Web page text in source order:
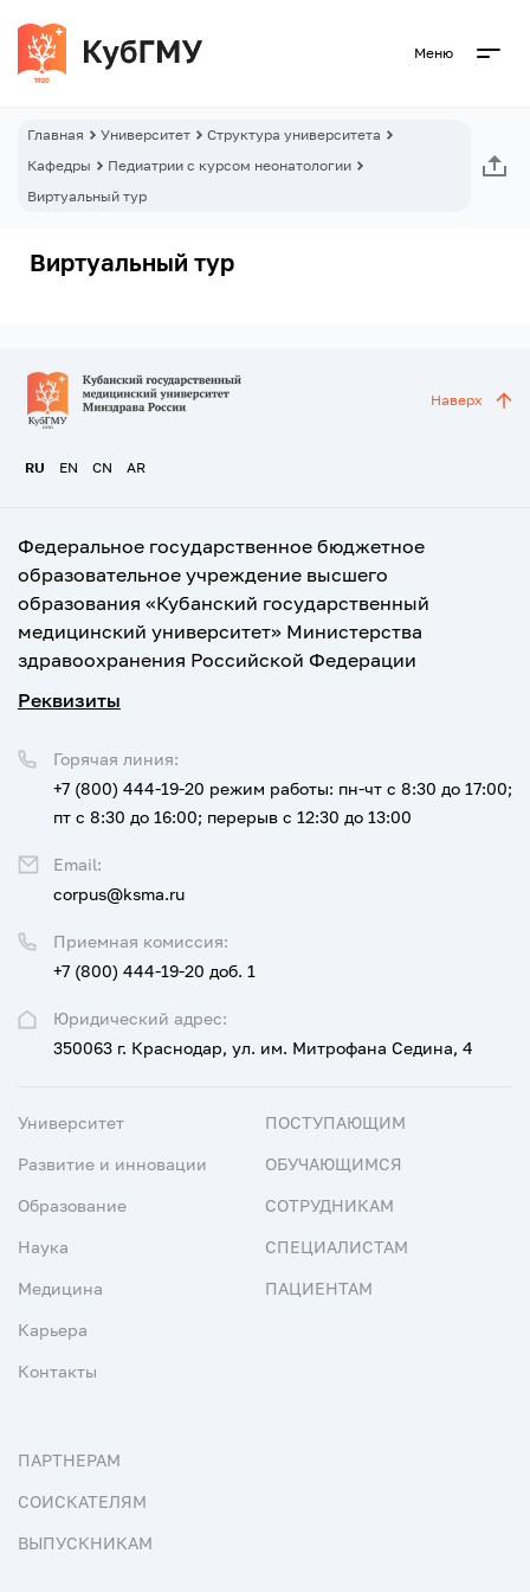
Меню
Главная Университет
Структура университета
Кафедры
Педиатрии с курсом неонатологии
Виртуальный тур
Виртуальный тур
RU EN CN AR
Наверх
Федеральное государственное бюджетное
образовательное учреждение высшего
образования «Кубанский государственный
медицинский университет» Министерства
здравоохранения Российской Федерации
Реквизиты
Юридический адрес:
350063 г. Краснодар, ул. им. Митрофана Седина, 4
Приемная комиссия:
+7 (800) 444-19-20 доб. 1
Горячая линия:
+7 (800) 444-19-20 режим работы: пн-чт с 8:30 до 17:00;
пт с 8:30 до 16:00; перерыв с 12:30 до 13:00
Email:
corpus@ksma.ru
Университет
Развитие и инновации
Образование
Наука
Медицина
Карьера
Контакты
ПОСТУПАЮЩИМ
ОБУЧАЮЩИМСЯ
СОТРУДНИКАМ
СПЕЦИАЛИСТАМ
ПАЦИЕНТАМ
ПАРТНЕРАМ
СОИСКАТЕЛЯМ
ВЫПУСКНИКАМ